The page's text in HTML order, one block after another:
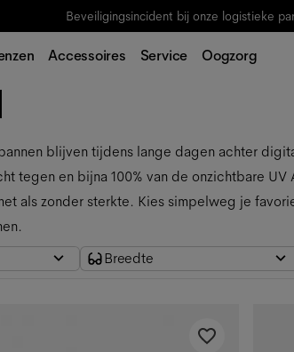
Updates over lopende
Accessoires Service Oogzorg
blijven tijdens lange dagen achter
tegen en bijna 100% van de onzichtbare UV
als zonder sterkte. Kies simpelweg je
Breedte